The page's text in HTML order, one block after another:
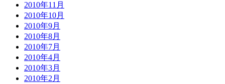
2010年11月
2010年10月
2010年9月
2010年8月
2010年7月
2010年4月
2010年3月
2010年2月